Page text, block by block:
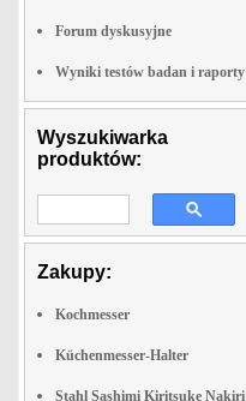
Forum dyskusyjne
Wyniki testów badan i raporty
Wyszukiwarka
produktów:
Zakupy:
Kochmesser
Küchenmesser-Halter
Stahl Sashimi Kiritsuke Nakiri